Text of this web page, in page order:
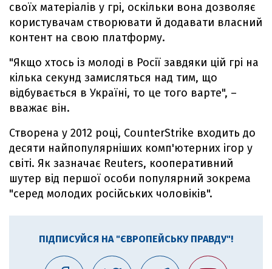
своїх матеріалів у грі, оскільки вона дозволяє
користувачам створювати й додавати власний
контент на свою платформу.
"Якщо хтось із молоді в Росії завдяки цій грі на
кілька секунд замисляться над тим, що
відбувається в Україні, то це того варте", –
вважає він.
Створена у 2012 році, CounterStrike входить до
десяти найпопулярніших комп'ютерних ігор у
світі. Як зазначає Reuters, кооперативний
шутер від першої особи популярний зокрема
"серед молодих російських чоловіків".
ПІДПИСУЙСЯ НА "ЄВРОПЕЙСЬКУ ПРАВДУ"!